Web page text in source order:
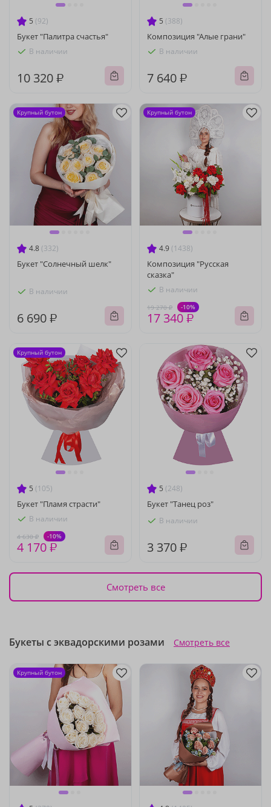
5 (92)
Букет "Палитра счастья"
В наличии
10 320 ₽
5 (388)
Композиция "Алые грани"
В наличии
7 640 ₽
4.8 (332)
Букет "Солнечный шелк"
В наличии
6 690 ₽
Крупный бутон
4.9 (1438)
Композиция "Русская
сказка"
В наличии
19 270 ₽ -10%
17 340 ₽
Крупный бутон
5 (105)
Букет "Пламя страсти"
В наличии
4 630 ₽ -10%
4 170 ₽
Крупный бутон
5 (248)
Букет "Танец роз"
В наличии
3 370 ₽
Смотреть все
Букеты с эквадорскими розами Смотреть все
Крупный бутон